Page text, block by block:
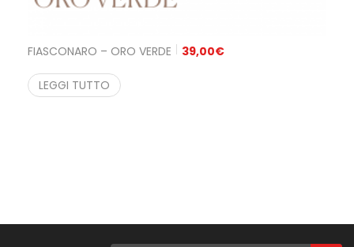
FIASCONARO – ORO VERDE 39,00€
LEGGI TUTTO